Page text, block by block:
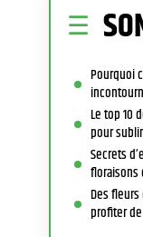
Pourquoi
Le top 10
pour
Secrets
floraisons
Des
profiter